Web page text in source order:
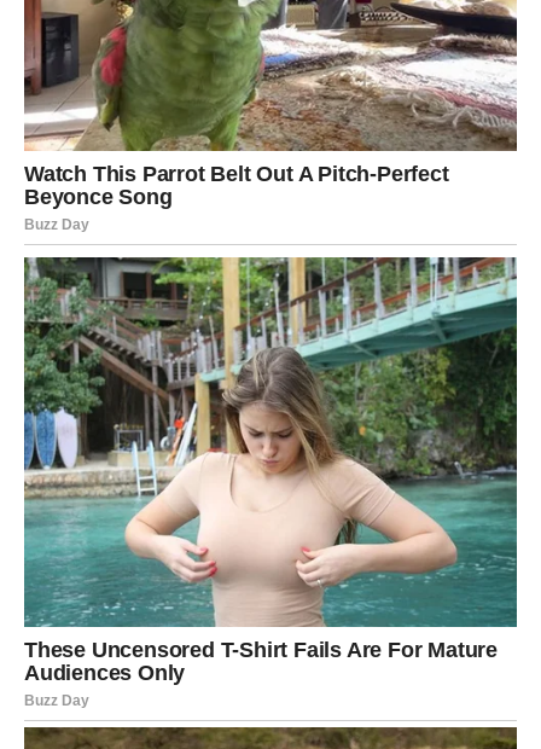
Jarčevi ulaze u fazu tokom koje osjećaju sigurnost i
zadovoljstvo postignutim rezultatima.
To vam donosi poseban osjećaj ponosa.
Poruka zvijezda
Cijenite ono što ste izgradili.
VODOLIJA
Neočekivana prilika mijenja planove
Vodolije bi uskoro mogle dobiti priliku koju nisu planirale,
ali koja donosi mnogo razloga za sreću.
Ono što dolazi otvara nova vrata.
Poruka zvijezda
Ne bojte se promjena.
RIBE